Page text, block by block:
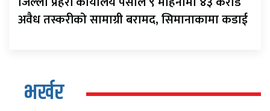
अवैध तस्करीको सामाग्री बरामद, सिमानाकामा कडाई
भर्खर